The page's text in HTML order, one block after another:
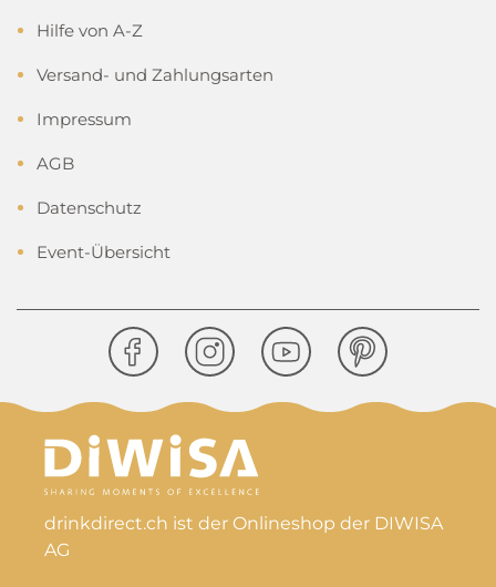
Hilfe von A-Z
Versand- und Zahlungsarten
Impressum
AGB
Datenschutz
Event-Übersicht
drinkdirect.ch ist der Onlineshop der DIWISA
AG